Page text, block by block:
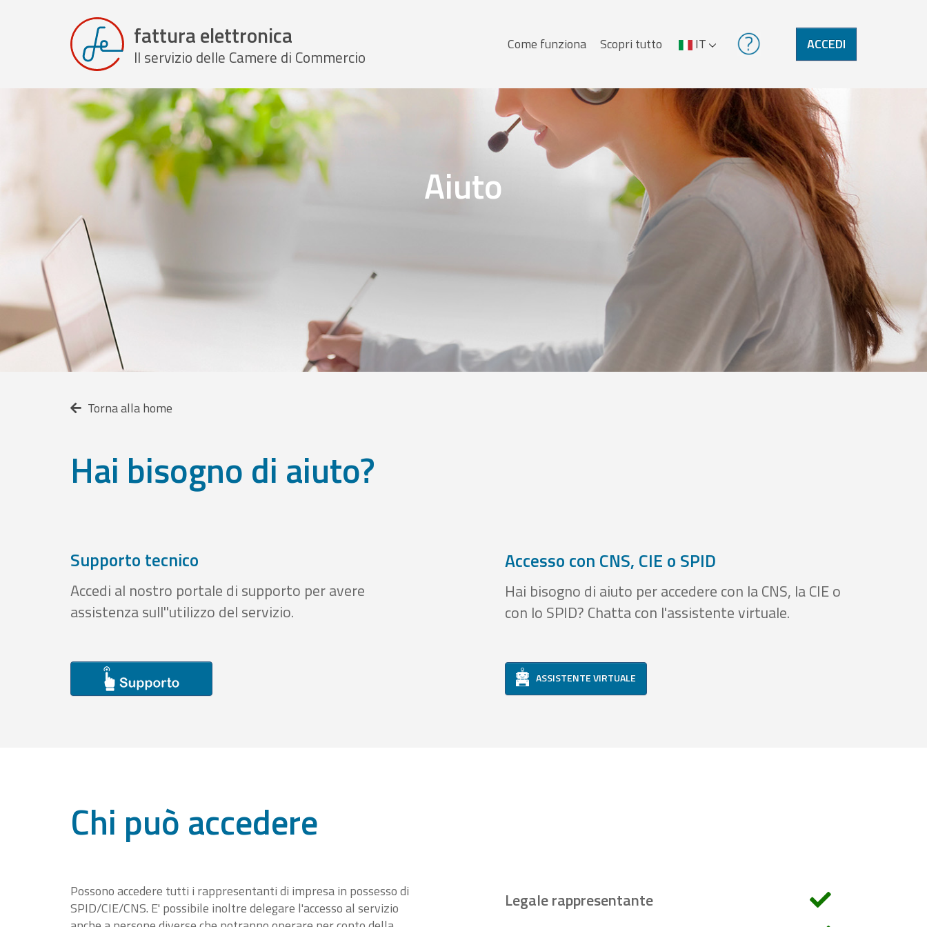
fattura elettronica
Il servizio delle Camere di Commercio Menu
Come funziona Scopri tutto IT ACCEDI
Aiuto
Torna alla home
Hai bisogno di aiuto?
Supporto tecnico
Accedi al nostro portale di supporto per avere
assistenza sull''utilizzo del servizio.
Accesso con CNS, CIE o SPID
Hai bisogno di aiuto per accedere con la CNS, la CIE o
con lo SPID? Chatta con l'assistente virtuale.
ASSISTENTE VIRTUALE
Chi può accedere
Possono accedere tutti i rappresentanti di impresa in possesso di
SPID/CIE/CNS. E' possibile inoltre delegare l'accesso al servizio
Legale rappresentante